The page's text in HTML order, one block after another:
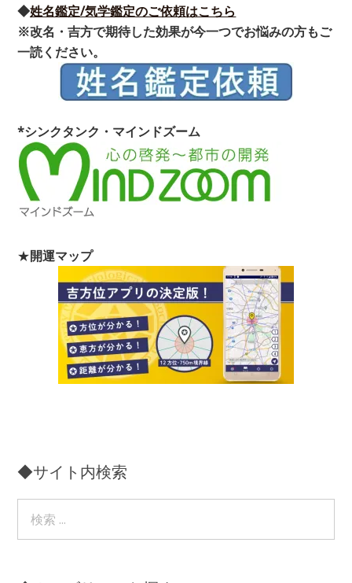
◆姓名鑑定/気学鑑定のご依頼はこちら
※改名・吉方で期待した効果が今一つでお悩みの方もご
一読ください。
*シンクタンク・マインドズーム
★開運マップ
◆サイト内検索